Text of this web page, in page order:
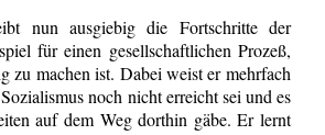
nun ausgiebig die Fortschritte der
für einen gesellschaftlichen Prozeß,
zu machen ist. Dabei weist er mehrfach
noch nicht erreicht sei und es
auf dem Weg dorthin gäbe. Er lernt